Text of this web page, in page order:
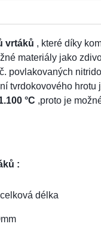
vrtáků , které díky
materiály jako
povlakovaných
tvrdokovového
°C ,proto je
:
délka